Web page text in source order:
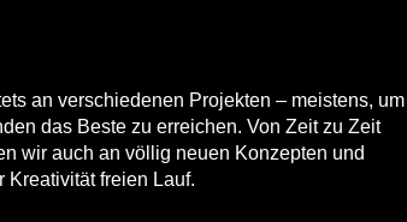
an verschiedenen Projekten – meistens, um
das Beste zu erreichen. Von Zeit zu Zeit
wir auch an völlig neuen Konzepten und
Kreativität freien Lauf.